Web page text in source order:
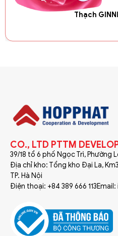
Thạch
CO., LTD PTTM
39/18 tổ 6 phố Ngọc Trì, Phường
Địa chỉ kho: Tổng kho Đại La,
TP. Hà Nội
Điện thoại: +84 389 666 113